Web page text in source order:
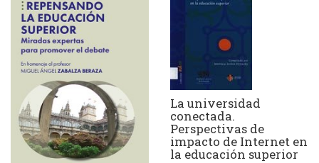
La universidad
conectada.
Perspectivas de
impacto de Internet en
la educación superior